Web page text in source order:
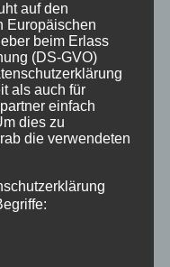
auf den
Europäischen
beim Erlass
(DS-GVO)
als auch für
einfach
dies zu
die verwendeten